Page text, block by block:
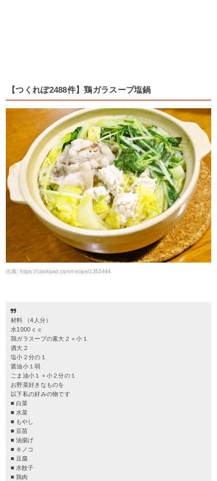
【つくれぽ2488件】鶏ガラスープ塩鍋
出典:https://cookpad.com/recipe/1353444
材料 （4人分）
水1000ｃｃ
鶏ガラスープの素大２＋小１
酒大２
塩小２分の１
醤油小１弱
ごま油小１＋小２分の１
お野菜好きなものを
以下私の好みの物です
■ 白菜
■ 水菜
■ もやし
■ 豆苗
■ 油揚げ
■ キノコ
■ 豆腐
■ 水餃子
■ 鶏肉